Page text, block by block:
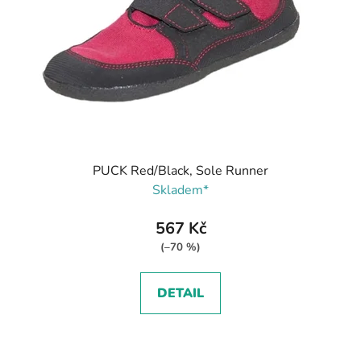
PUCK Red/Black, Sole Runner
Skladem*
567 Kč
(–70 %)
DETAIL